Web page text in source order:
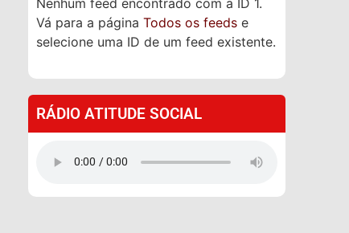
Vá para a página Todos os feedse
selecione uma ID de um feed existente.
RÁDIO ATITUDE SOCIAL